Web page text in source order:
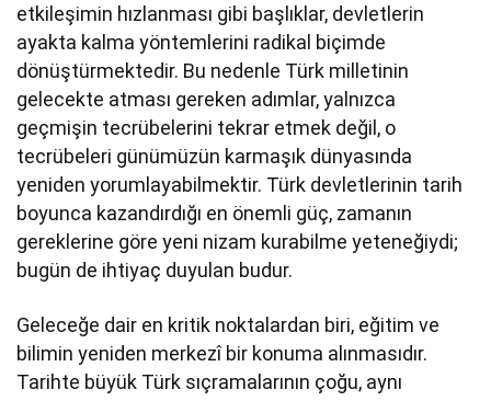
etkileşimin hızlanması gibi başlıklar, devletlerin
ayakta kalma yöntemlerini radikal biçimde
dönüştürmektedir. Bu nedenle Türk milletinin
gelecekte atması gereken adımlar, yalnızca
geçmişin tecrübelerini tekrar etmek değil, o
tecrübeleri günümüzün karmaşık dünyasında
yeniden yorumlayabilmektir. Türk devletlerinin tarih
boyunca kazandırdığı en önemli güç, zamanın
gereklerine göre yeni nizam kurabilme yeteneğiydi;
bugün de ihtiyaç duyulan budur.
Geleceğe dair en kritik noktalardan biri, eğitim ve
bilimin yeniden merkezî bir konuma alınmasıdır.
Tarihte büyük Türk sıçramalarının çoğu, aynı